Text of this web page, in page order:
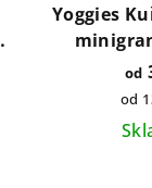
Yoggies
studena s
od
od